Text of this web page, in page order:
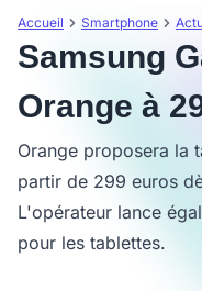
Accueil Smartphone
Samsung
Orange à
Orange proposera la
partir de 299 euros
L'opérateur lance
pour les tablettes.